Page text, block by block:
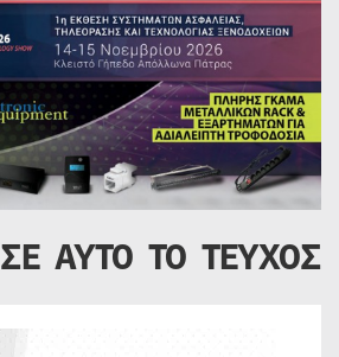
ΣΕ ΑΥΤΟ ΤΟ ΤΕΥΧΟΣ